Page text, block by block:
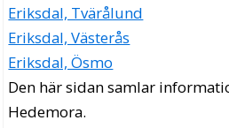
Eriksdal, Tvärålund
Eriksdal, Västerås
Eriksdal, Ösmo
Den här sidan samlar
Hedemora.